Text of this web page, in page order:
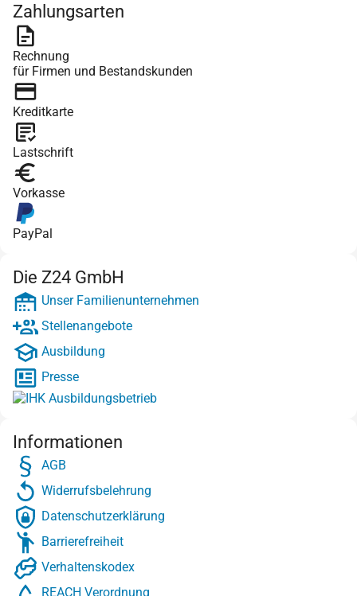
Zahlungsarten
Rechnung
für Firmen und Bestandskunden
Kreditkarte
Lastschrift
Vorkasse
PayPal
Die Z24 GmbH
Unser Familienunternehmen
Stellenangebote
Ausbildung
Presse
Informationen
AGB
Widerrufsbelehrung
Datenschutzerklärung
Barrierefreiheit
Verhaltenskodex
REACH Verordnung